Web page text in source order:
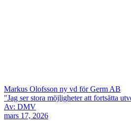
Markus Olofsson ny vd för Germ AB
"Jag ser stora möjligheter att fortsätta
Av: DMV
mars 17, 2026